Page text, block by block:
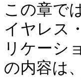
この章で
イヤレス
リケーシ
の内容は